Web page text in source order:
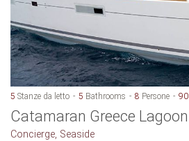
5 Stanze da letto 5 Bathrooms 8 Persone 90
Catamaran Greece Lagoon
Concierge, Seaside